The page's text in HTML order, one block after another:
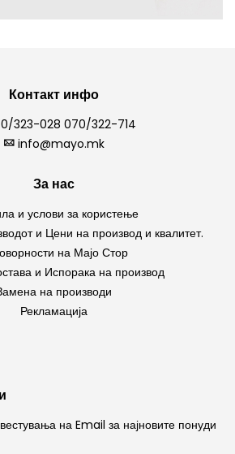
Контакт инфо
323-028 070/322-714
info@mayo.mk
За нас
и услови за користење
и Цени на производ и квалитет.
на Мајо Стор
и Испорака на производ
на производи
Рекламација
на Email за најновите понуди